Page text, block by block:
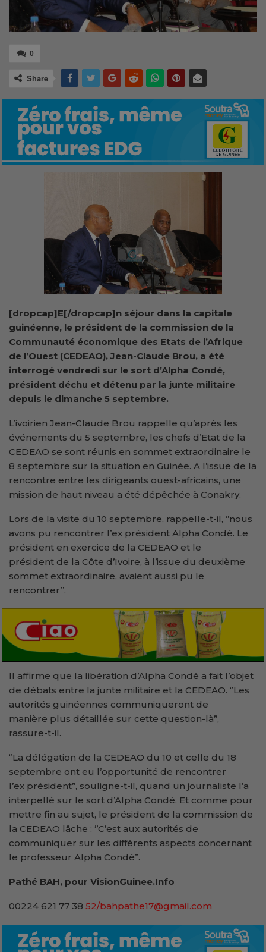
0
Share
[dropcap]E[/dropcap]n séjour dans la capitale
guinéenne, le président de la commission de la
Communauté économique des Etats de l’Afrique
de l’Ouest (CEDEAO), Jean-Claude Brou, a été
interrogé vendredi sur le sort d’Alpha Condé,
président déchu et détenu par la junte militaire
depuis le dimanche 5 septembre.
L’ivoirien Jean-Claude Brou rappelle qu’après les
événements du 5 septembre, les chefs d’Etat de la
CEDEAO se sont réunis en sommet extraordinaire le
8 septembre sur la situation en Guinée. A l’issue de la
rencontre entre les dirigeants ouest-africains, une
mission de haut niveau a été dépêchée à Conakry.
Lors de la visite du 10 septembre, rappelle-t-il, ‘’nous
avons pu rencontrer l’ex président Alpha Condé. Le
président en exercice de la CEDEAO et le
président de la Côte d’Ivoire, à l’issue du deuxième
sommet extraordinaire, avaient aussi pu le
rencontrer’’.
Il affirme que la libération d’Alpha Condé a fait l’objet
de débats entre la junte militaire et la CEDEAO. ‘’Les
autorités guinéennes communiqueront de
manière plus détaillée sur cette question-là’’,
rassure-t-il.
‘’La délégation de la CEDEAO du 10 et celle du 18
septembre ont eu l’opportunité de rencontrer
l’ex président’’, souligne-t-il, quand un journaliste l’a
interpellé sur le sort d’Alpha Condé. Et comme pour
mettre fin au sujet, le président de la commission de
la CEDEAO lâche : ‘’C’est aux autorités de
communiquer sur les différents aspects concernant
le professeur Alpha Condé’’.
Pathé BAH, pour VisionGuinee.Info
00224 621 77 38 52/bahpathe17@gmail.com